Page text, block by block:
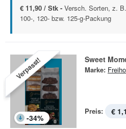
€ 11,90 / Stk - Versch. Sorten, z.
100-, 120- bzw. 125-g-Packung
Verpasst!
-34%
Sweet
Marke:
Preis: €